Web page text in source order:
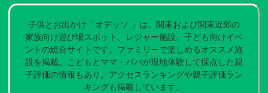
子供とお出かけ「オデッソ 」は、関東および関東近郊の
家族向け遊び場スポット、レジャー施設、子ども向けイベ
ントの総合サイトです。ファミリーで楽しめるオススメ施
設を掲載。こどもとママ・パパが現地体験して採点した親
子評価の情報もあり。アクセスランキングや親子評価ラン
キングも掲載しています。